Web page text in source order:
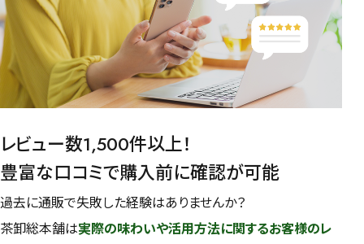
レビュー数1,500件以上！
豊富な口コミで購入前に確認が可能
過去に通販で失敗した経験はありませんか？
茶卸総本舗は実際の味わいや活用方法に関するお客様のレ